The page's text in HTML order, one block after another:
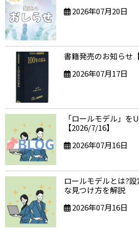
2026年07月20日
書籍発売のお知らせ
2026年07月17日
「ロールモデル」を
【2026/7/16】
2026年07月16日
ロールモデルとは?
な見つけ方を解説
2026年07月16日